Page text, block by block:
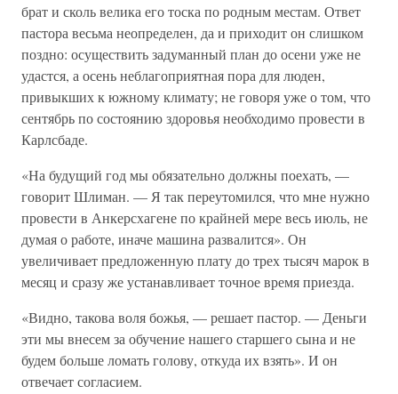
брат и сколь велика его тоска по родным местам. Ответ
пастора весьма неопределен, да и приходит он слишком
поздно: осуществить задуманный план до осени уже не
удастся, а осень неблагоприятная пора для люден,
привыкших к южному климату; не говоря уже о том, что
сентябрь по состоянию здоровья необходимо провести в
Карлсбаде.
«На будущий год мы обязательно должны поехать, —
говорит Шлиман. — Я так переутомился, что мне нужно
провести в Анкерсхагене по крайней мере весь июль, не
думая о работе, иначе машина развалится». Он
увеличивает предложенную плату до трех тысяч марок в
месяц и сразу же устанавливает точное время приезда.
«Видно, такова воля божья, — решает пастор. — Деньги
эти мы внесем за обучение нашего старшего сына и не
будем больше ломать голову, откуда их взять». И он
отвечает согласием.